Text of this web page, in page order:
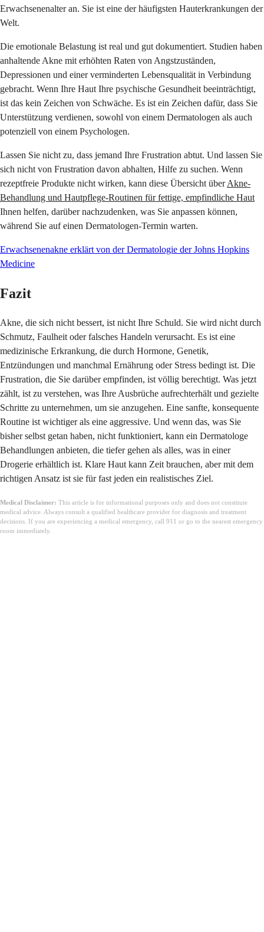
Erwachsenenalter an. Sie ist eine der häufigsten Hauterkrankungen der
Welt.
Die emotionale Belastung ist real und gut dokumentiert. Studien haben
anhaltende Akne mit erhöhten Raten von Angstzuständen,
Depressionen und einer verminderten Lebensqualität in Verbindung
gebracht. Wenn Ihre Haut Ihre psychische Gesundheit beeinträchtigt,
ist das kein Zeichen von Schwäche. Es ist ein Zeichen dafür, dass Sie
Unterstützung verdienen, sowohl von einem Dermatologen als auch
potenziell von einem Psychologen.
Lassen Sie nicht zu, dass jemand Ihre Frustration abtut. Und lassen Sie
sich nicht von Frustration davon abhalten, Hilfe zu suchen. Wenn
rezeptfreie Produkte nicht wirken, kann diese Übersicht überAkne-
Behandlung und Hautpflege-Routinen für fettige, empfindliche Haut
Ihnen helfen, darüber nachzudenken, was Sie anpassen können,
während Sie auf einen Dermatologen-Termin warten.
Erwachsenenakne erklärt von der Dermatologie der Johns Hopkins
Medicine
Fazit
Akne, die sich nicht bessert, ist nicht Ihre Schuld. Sie wird nicht durch
Schmutz, Faulheit oder falsches Handeln verursacht. Es ist eine
medizinische Erkrankung, die durch Hormone, Genetik,
Entzündungen und manchmal Ernährung oder Stress bedingt ist. Die
Frustration, die Sie darüber empfinden, ist völlig berechtigt. Was jetzt
zählt, ist zu verstehen, was Ihre Ausbrüche aufrechterhält und gezielte
Schritte zu unternehmen, um sie anzugehen. Eine sanfte, konsequente
Routine ist wichtiger als eine aggressive. Und wenn das, was Sie
bisher selbst getan haben, nicht funktioniert, kann ein Dermatologe
Behandlungen anbieten, die tiefer gehen als alles, was in einer
Drogerie erhältlich ist. Klare Haut kann Zeit brauchen, aber mit dem
richtigen Ansatz ist sie für fast jeden ein realistisches Ziel.
Medical Disclaimer: This article is for informational purposes only and does not constitute
medical advice. Always consult a qualified healthcare provider for diagnosis and treatment
decisions. If you are experiencing a medical emergency, call 911 or go to the nearest emergency
room immediately.